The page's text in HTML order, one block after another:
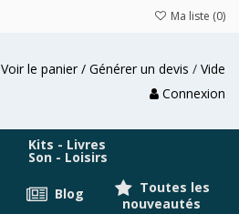
Ma liste (0)
Voir le panier / Générer un devis / Vide
Connexion
Kits - Livres
Son - Loisirs
Toutes les
nouveautés
Blog